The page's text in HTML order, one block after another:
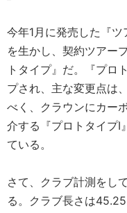
今年1月に発売した『
を生かし、契約ツアー
トタイプ』だ。『プロ
プされ、主な変更点は
べく、クラウンにカー
介する『プロトタイプ
ている。
さて、クラブ計測をし
る。クラブ長さは